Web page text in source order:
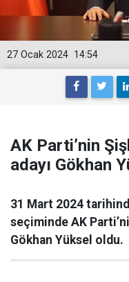
14:54
27 Ocak 2024
AK Parti’nin
adayı Gökhan
31 Mart 2024
seçiminde AK
Gökhan Yüksel oldu.